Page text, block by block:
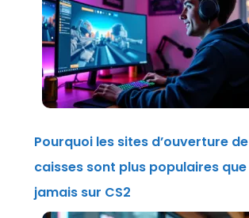
Pourquoi les sites d’ouverture de
caisses sont plus populaires que
jamais sur CS2